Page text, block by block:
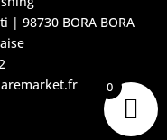
| 98730 BORA BORA
0